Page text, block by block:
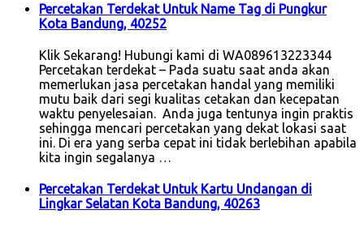
Percetakan Terdekat Untuk Name Tag di Pungkur
Kota Bandung, 40252
Klik Sekarang! Hubungi kami di WA089613223344
Percetakan terdekat – Pada suatu saat anda akan
memerlukan jasa percetakan handal yang memiliki
mutu baik dari segi kualitas cetakan dan kecepatan
waktu penyelesaian. Anda juga tentunya ingin praktis
sehingga mencari percetakan yang dekat lokasi saat
ini. Di era yang serba cepat ini tidak berlebihan apabila
kita ingin segalanya …
Percetakan Terdekat Untuk Kartu Undangan di
Lingkar Selatan Kota Bandung, 40263